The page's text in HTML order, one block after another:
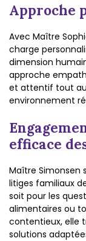
Approche
Avec Maître
charge
dimension
approche
et attentif tout au
environnement
efficace
Maître Simonsen
litiges familiaux
soit pour les
alimentaires ou
contentieux, elle
solutions